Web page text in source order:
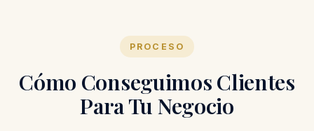
PROCESO
Cómo Conseguimos Clientes
Para Tu Negocio